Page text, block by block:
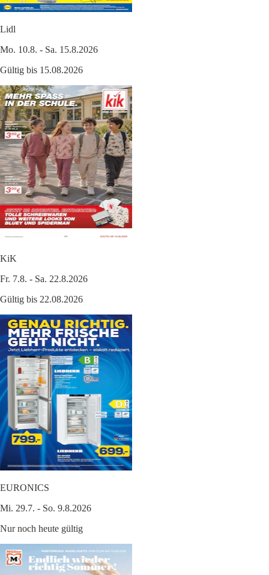
Lidl
Mo. 10.8. - Sa. 15.8.2026
Gültig bis 15.08.2026
KiK
Fr. 7.8. - Sa. 22.8.2026
Gültig bis 22.08.2026
EURONICS
Mi. 29.7. - So. 9.8.2026
Nur noch heute gültig